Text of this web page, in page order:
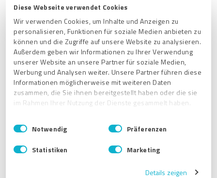
Diese Webseite verwendet Cookies
Wir verwenden Cookies, um Inhalte und Anzeigen zu
personalisieren, Funktionen für soziale Medien anbieten zu
können und die Zugriffe auf unsere Website zu analysieren.
Außerdem geben wir Informationen zu Ihrer Verwendung
unserer Website an unsere Partner für soziale Medien,
Werbung und Analysen weiter. Unsere Partner führen diese
Informationen möglicherweise mit weiteren Daten
zusammen, die Sie ihnen bereitgestellt haben oder die sie
im Rahmen Ihrer Nutzung der Dienste gesammelt haben.
Impressum
Datenschutzbestimmungen
E
i
n
w
Notwendig Präferenzen
Statistiken Marketing
Details zeigen
und bitten Sie um eine Überarbeitung (Klick auf:
Bewerter um Überarbeitung bitten
Meldung von Bewertungen durch Dritte:
Ist über das öffentliche Profil ebenfalls möglich: